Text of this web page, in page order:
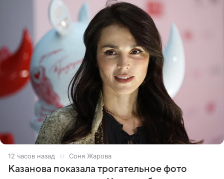
12 часов назад Соня Жарова
Казанова показала трогательное фото